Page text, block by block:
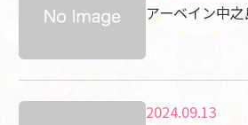
アーベイン中
2024.09.13